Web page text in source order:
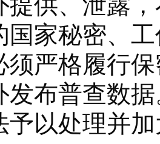
国家秘密、
须严格履行
发布普查数
予以处理并